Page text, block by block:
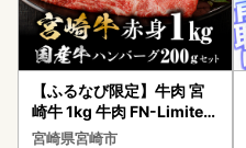
【ふるなび限定】牛肉 宮
崎牛 1kg 牛肉 FN-Limited
-VO
宮崎県宮崎市